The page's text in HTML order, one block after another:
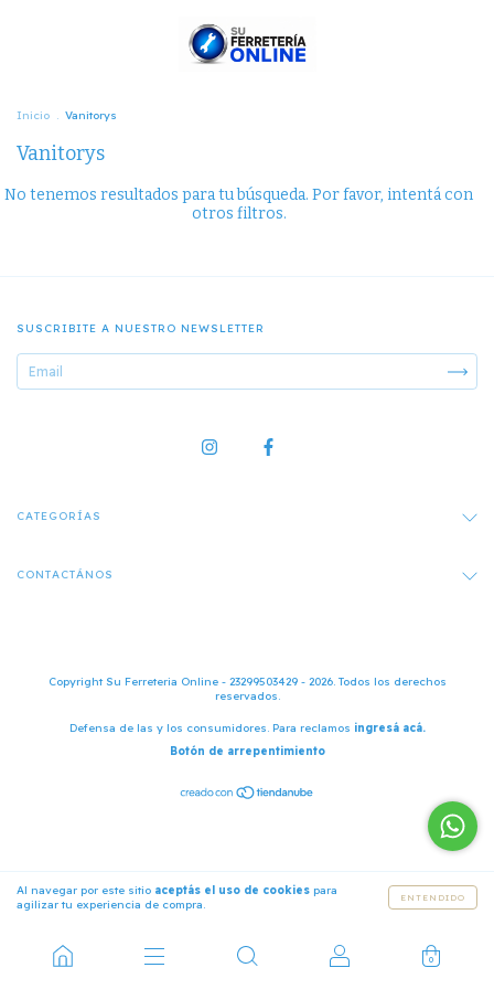
Al navegar por este sitio aceptás el uso de cookies para
agilizar tu experiencia de compra.
ENTENDIDO
0
Inicio . Vanitorys
Vanitorys
No tenemos resultados para tu búsqueda. Por favor, intentá con
otros filtros.
SUSCRIBITE A NUESTRO NEWSLETTER
CATEGORÍAS
CONTACTÁNOS
Copyright Su Ferreteria Online - 23299503429 - 2026. Todos los derechos
reservados.
Defensa de las y los consumidores. Para reclamos ingresá acá.
Botón de arrepentimiento